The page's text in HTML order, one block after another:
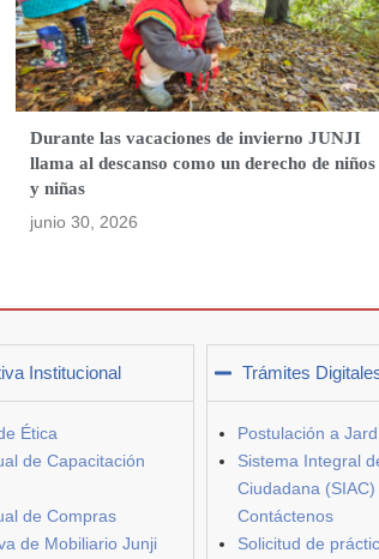
Durante las vacaciones de invierno JUNJI
llama al descanso como un derecho de niños
y niñas
junio 30, 2026
Institucional
Ética
de Capacitación
de Compras
de Mobiliario Junji
Trámites
Postulación a
Sistema Integral
Ciudadana (SIAC)
Contáctenos
Solicitud de